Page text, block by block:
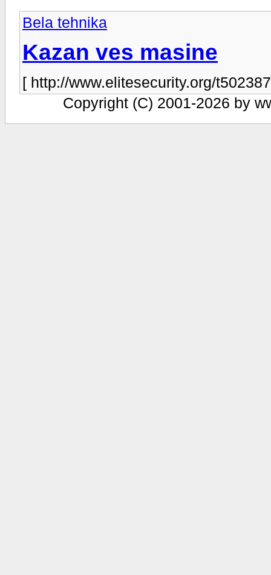
Bela tehnika
Kazan ves masine
[ http://www.elitesecurity.org/
Copyright (C) 2001-2026 by